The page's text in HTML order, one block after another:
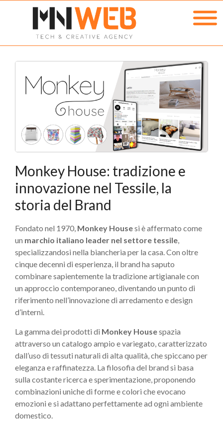
Monkey House: tradizione e
innovazione nel Tessile, la
storia del Brand
Fondato nel 1970, Monkey Housesi è affermato come
un marchio italiano leader nel settore tessile
specializzandosi nella biancheria per la casa. Con oltre
cinque decenni di esperienza, il brand ha saputo
combinare sapientemente la tradizione artigianale con
un approccio contemporaneo, diventando un punto di
riferimento nell’innovazione di arredamento e design
d’interni.
La gamma dei prodotti di Monkey Housespazia
attraverso un catalogo ampio e variegato, caratterizzato
dall’uso di tessuti naturali di alta qualità, che spiccano per
eleganza e raffinatezza. La filosofia del brand si basa
sulla costante ricerca e sperimentazione, proponendo
combinazioni uniche di forme e colori che evocano
emozioni e si adattano perfettamente ad ogni ambiente
domestico.